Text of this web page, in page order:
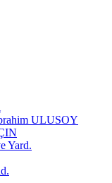
ULUSOY
Yard.